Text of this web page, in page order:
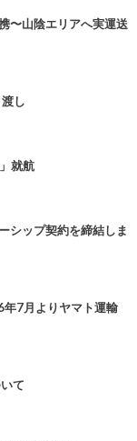
〜山陰エリアへ実運送
し
就航
シップ契約を締結しま
年7月よりヤマト運輸
て